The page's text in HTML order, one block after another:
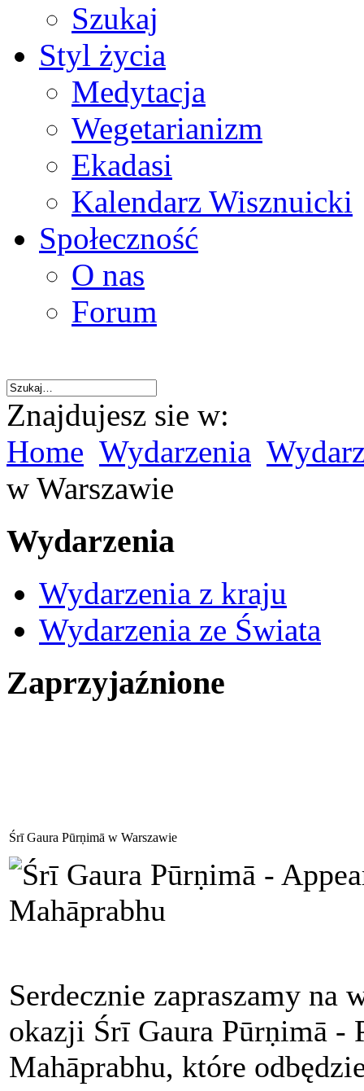
Szukaj
Styl życia
Medytacja
Wegetarianizm
Ekadasi
Kalendarz Wisznuicki
Społeczność
O nas
Forum
Znajdujesz sie w:
Home Wydarzenia
w Warszawie
Wydarzenia
Wydarzenia z kraju
Wydarzenia ze Świata
Zaprzyjaźnione
Śrī Gaura Pūrṇimā w Warszawie
Serdecznie zapraszamy
okazji Śrī Gaura Pūrṇimā -
Mahāprabhu, które